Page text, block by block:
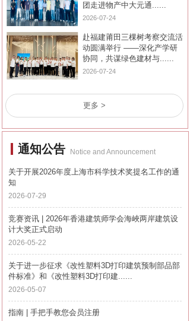
团走进物产中大元通......
2026-07-24
赴福建莆田三棵树考察交流活
动圆满举行 ——深化产学研
协同，共谋绿色建材与......
2026-07-24
更多 >
关于开展2026年度上海市科学技术奖提名工作的通
知
2026-07-29
竞赛资讯 | 2026年香港建筑师学会海峽两岸建筑设
计大奖正式启动
2026-05-22
关于进一步征求《改性塑料3D打印建筑预制部品部
件标准》和《改性塑料3D打印建......
2026-05-07
指南 | 手把手教您会员注册
通知公告 Notice and Announcement